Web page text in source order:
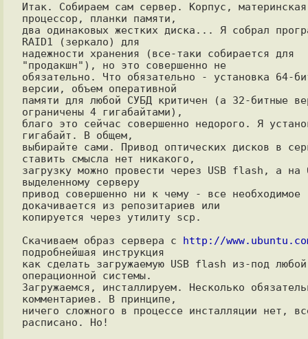
Итак. Собираем сам сервер. Корпус,
процессор, планки памяти,
два одинаковых жестких диска... Я собрал
RAID1 (зеркало) для
надежности хранения (все-таки собирается для
"продакшн"), но это совершенно не
обязательно. Что обязательно - установка 64-
версии, объем оперативной
памяти для любой СУБД критичен (а 32-битные
ограничены 4 гигабайтами),
благо это сейчас совершенно недорого. Я
гигабайт. В общем,
выбирайте сами. Привод оптических дисков в
ставить смысла нет никакого,
загрузку можно провести через USB flash, а на
выделенному серверу
привод совершенно ни к чему - все необходимое
докачивается из репозитариев или
копируется через утилиту scp.
Скачиваем образ сервера с http://
подробнейшая инструкция
как сделать загружаемую USB flash из-под любой
операционной системы.
Загружаемся, инсталлируем. Несколько
комментариев. В принципе,
ничего сложного в процессе инсталляции нет,
расписано. Но!